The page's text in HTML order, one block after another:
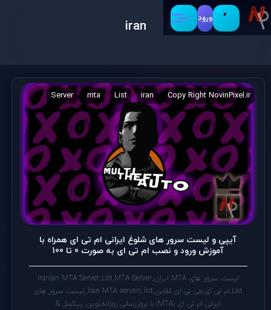
ورود iran
Copy Right NovinPixel.ir
iran
List
mta
Server
Update
آیپی و لیست سرور های شلوغ ایرانی ام تی ای همراه با
آموزش ورود و نصب ام تی ای به صورت 0 تا 100
لیست سرور های MTA ایران,Iranian MTA Server List,MTA Server
List,ام تی ای,جی تی ای انلاین,Iran MTA servers list,,لیست سرور های
ایرانی ام تی ای (MTA) با بروزرسانی روزانه,نوین پیکسل &